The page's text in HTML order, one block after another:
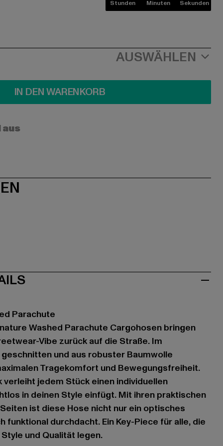
Stunden Minuten Sekunden
AUSWÄHLEN
IN DEN WARENKORB
Parachute
Washed Parachute Cargohosen bringen
Vibe zurück auf die Straße. Im
und aus robuster Baumwolle
Tragekomfort und Bewegungsfreiheit.
verleiht jedem Stück einen individuellen
in deinen Style einfügt. Mit ihren praktischen
ist diese Hose nicht nur ein optisches
funktional durchdacht. Ein Key-Piece für alle, die
und Qualität legen.